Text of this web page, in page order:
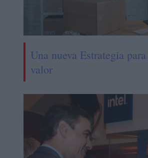
Una nueva Estrategia
valor